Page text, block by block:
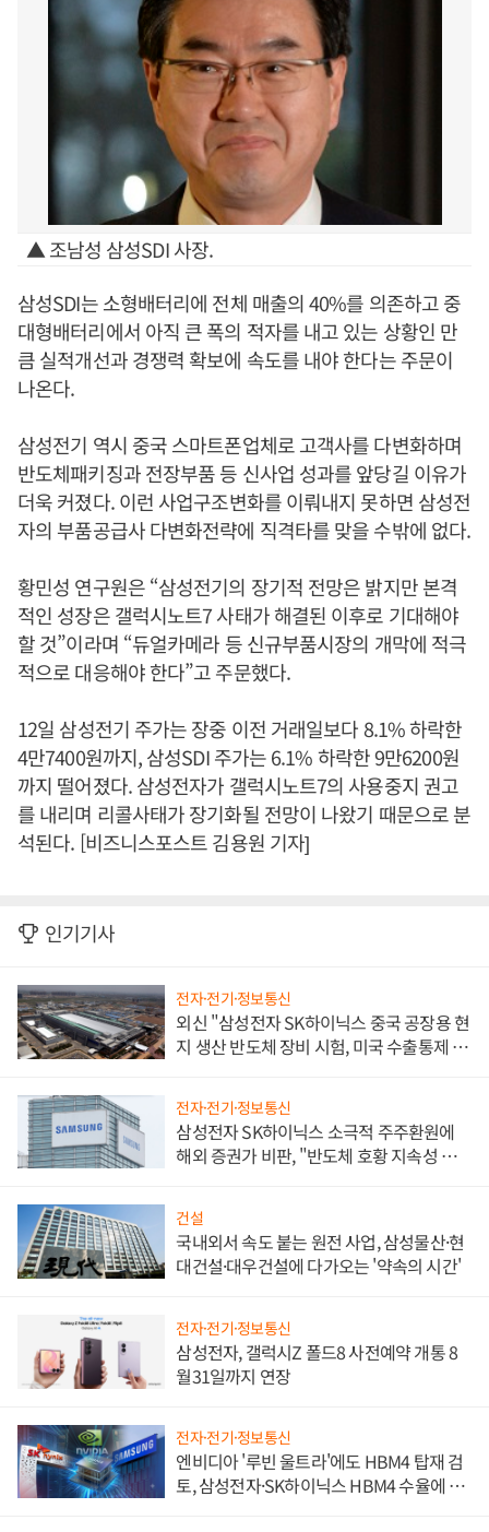
▲ 조남성 삼성SDI 사장.
삼성SDI는 소형배터리에 전체 매출의 40%를 의존하고 중
대형배터리에서 아직 큰 폭의 적자를 내고 있는 상황인 만
큼 실적개선과 경쟁력 확보에 속도를 내야 한다는 주문이
나온다.
삼성전기 역시 중국 스마트폰업체로 고객사를 다변화하며
반도체패키징과 전장부품 등 신사업 성과를 앞당길 이유가
더욱 커졌다. 이런 사업구조변화를 이뤄내지 못하면 삼성전
자의 부품공급사 다변화전략에 직격타를 맞을 수밖에 없다.
황민성 연구원은 “삼성전기의 장기적 전망은 밝지만 본격
적인 성장은 갤럭시노트7 사태가 해결된 이후로 기대해야
할 것”이라며 “듀얼카메라 등 신규부품시장의 개막에 적극
적으로 대응해야 한다”고 주문했다.
12일 삼성전기 주가는 장중 이전 거래일보다 8.1% 하락한
4만7400원까지, 삼성SDI 주가는 6.1% 하락한 9만6200원
까지 떨어졌다. 삼성전자가 갤럭시노트7의 사용중지 권고
를 내리며 리콜사태가 장기화될 전망이 나왔기 때문으로 분
석된다. [비즈니스포스트 김용원 기자]
인기기사
전자·전기·정보통신
외신 "삼성전자 SK하이닉스 중국 공장용 현
지 생산 반도체 장비 시험, 미국 수출통제 대
전자·전기·정보통신
삼성전자 SK하이닉스 소극적 주주환원에
해외 증권가 비판, "반도체 호황 지속성 의
건설
국내외서 속도 붙는 원전 사업, 삼성물산·현
대건설·대우건설에 다가오는 '약속의 시간'
전자·전기·정보통신
삼성전자, 갤럭시Z 폴드8 사전예약 개통 8
월31일까지 연장
전자·전기·정보통신
엔비디아 '루빈 울트라'에도 HBM4 탑재 검
토, 삼성전자·SK하이닉스 HBM4 수율에 주